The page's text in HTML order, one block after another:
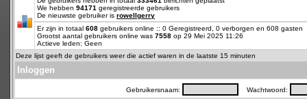
We hebben 94171 geregistreerde gebruikers
De nieuwste gebruiker is rowellgerry
Er zijn in totaal 608 gebruikers online :: 0 Geregistreerd, 0 verborgen en 608
Grootst aantal gebruikers online was 7558 op 29 Mei 2025 11:26
Actieve leden: Geen
Deze lijst geeft de gebruikers weer die actief waren in de laatste 15 minuten
Inloggen
Gebruikersnaam: Wachtwoord: